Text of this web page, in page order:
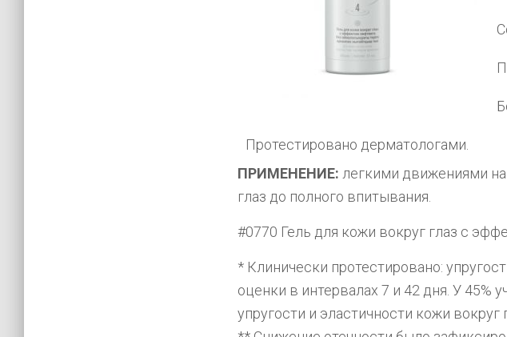
Протестировано дерматологами.
ПРИМЕНЕНИЕ: легкими движениями
глаз до полного впитывания.
#0770 Гель для кожи вокруг глаз с
* Клинически протестировано:
оценки в интервалах 7 и 42 дня. У
упругости и эластичности кожи вокруг